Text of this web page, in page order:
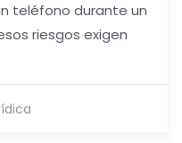
teléfono durante un
riesgos exigen